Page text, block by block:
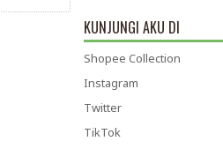
KUNJUNGI AKU DI
Shopee Collection
Instagram
Twitter
TikTok